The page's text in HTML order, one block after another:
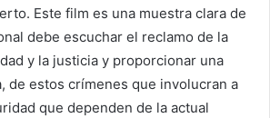
Este film es una muestra clara de
debe escuchar el reclamo de la
y la justicia y proporcionar una
de estos crímenes que involucran a
que dependen de la actual